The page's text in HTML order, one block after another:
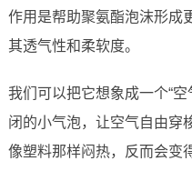
作用是帮助聚氨酯泡沫形成
其透气性和柔软度。
我们可以把它想象成一个“
闭的小气泡，让空气自由穿
像塑料那样闷热，反而会变